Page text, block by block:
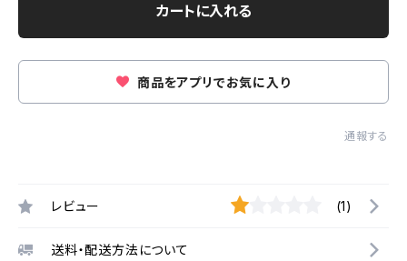
カートに入れる
商品をアプリでお気に入り
通報する
レビュー (1)
送料・配送方法について